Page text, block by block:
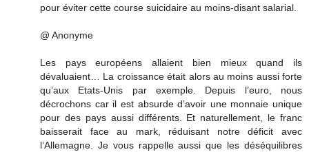
pour éviter cette course suicidaire au moins-disant salarial.
@ Anonyme
Les pays européens allaient bien mieux quand ils
dévaluaient… La croissance était alors au moins aussi forte
qu’aux Etats-Unis par exemple. Depuis l’euro, nous
décrochons car il est absurde d’avoir une monnaie unique
pour des pays aussi différents. Et naturellement, le franc
baisserait face au mark, réduisant notre déficit avec
l’Allemagne. Je vous rappelle aussi que les déséquilibres